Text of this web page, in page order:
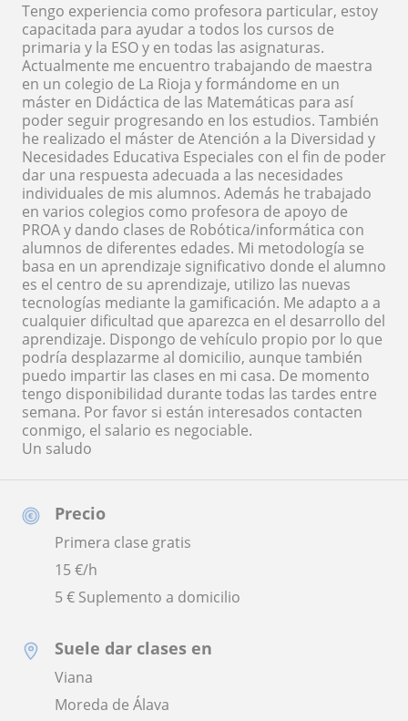
Precio
Primera clase gratis
15€/h
5 € Suplemento a domicilio
Suele dar clases en
Viana
Moreda de Álava
Tengo experiencia como profesora particular, estoy
capacitada para ayudar a todos los cursos de
primaria y la ESO y en todas las asignaturas.
Actualmente me encuentro trabajando de maestra
en un colegio de La Rioja y formándome en un
máster en Didáctica de las Matemáticas para así
poder seguir progresando en los estudios. También
he realizado el máster de Atención a la Diversidad y
Necesidades Educativa Especiales con el fin de poder
dar una respuesta adecuada a las necesidades
individuales de mis alumnos. Además he trabajado
en varios colegios como profesora de apoyo de
PROA y dando clases de Robótica/informática con
alumnos de diferentes edades. Mi metodología se
basa en un aprendizaje significativo donde el alumno
es el centro de su aprendizaje, utilizo las nuevas
tecnologías mediante la gamificación. Me adapto a a
cualquier dificultad que aparezca en el desarrollo del
aprendizaje. Dispongo de vehículo propio por lo que
podría desplazarme al domicilio, aunque también
puedo impartir las clases en mi casa. De momento
tengo disponibilidad durante todas las tardes entre
semana. Por favor si están interesados contacten
conmigo, el salario es negociable.
Un saludo